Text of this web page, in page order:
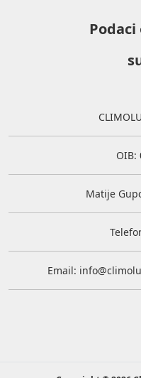
OIB:
Matije
Email: